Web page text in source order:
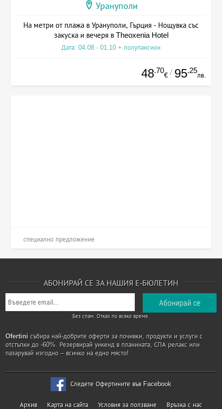
Урануполи
На метри от плажа в Урануполи, Гърция - Нощувка със
закуска и вечеря в Theoxenia Hotel
Дата: 04.08 - 01.10 + полупансион
48.70
€ / 95.25
лв.
специално предложение
АБОНИРАЙ СЕ ЗА НАШИЯ Е-БЮЛЕТИН
Без спам. Отказ по всяко време.
Ofertini събира най-добрите оферти за почивки, продукти и услуги с
отстъпки до -60%. Резервирай уикенд в планината, СПА релакс или
пазарувай изгодно – всичко на едно място!
Следете Офертините във Facebook
Архив Карта на сайта Условия за ползване Връзка с нас